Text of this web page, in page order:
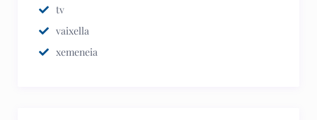
tv
vaixella
xemeneia